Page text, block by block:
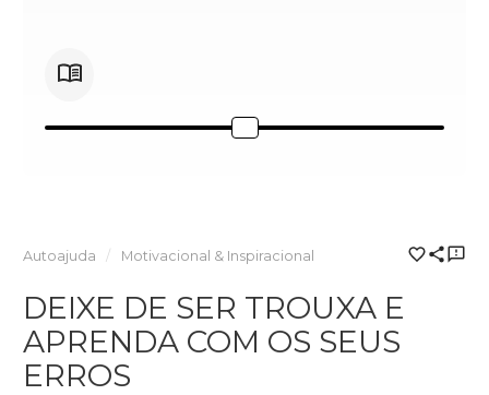
Autoajuda Motivacional & Inspiracional
DEIXE DE SER TROUXA E
APRENDA COM OS SEUS
ERROS